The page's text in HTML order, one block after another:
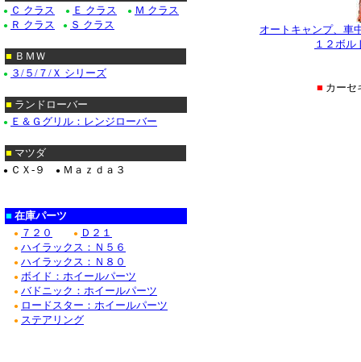
オートキャンプ、車
１２ボ
■ カー
● Ｃ クラス ● Ｅ クラス ● Ｍ クラス
● Ｒ クラス ● Ｓ クラス
■ ＢＭＷ
● ３/５/７/Ｘ シリーズ
■ ランドローバー
● Ｅ＆Ｇグリル：レンジローバー
■ マツダ
● ＣＸ-９ ● Ｍａｚｄａ３
■ 在庫パーツ
● ７２０ ● Ｄ２１
● ハイラックス：Ｎ５６
● ハイラックス：Ｎ８０
● ボイド：ホイールパーツ
● バドニック：ホイールパーツ
● ロードスター：ホイールパーツ
● ステアリング